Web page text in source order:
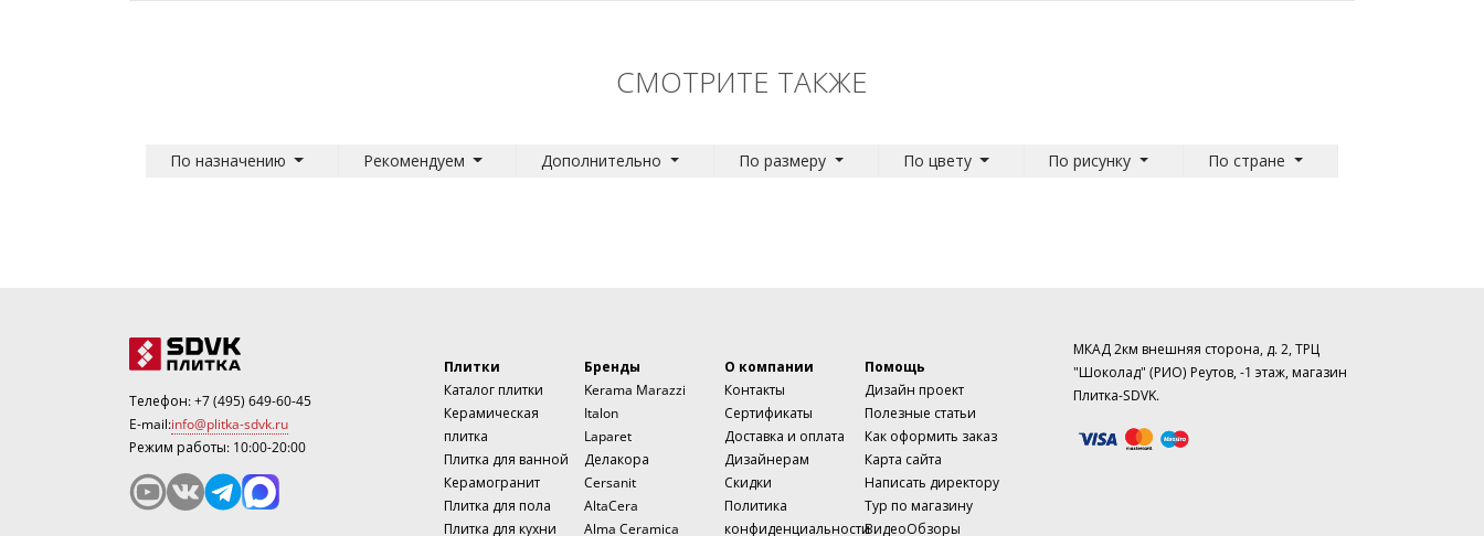
СМОТРИТЕ ТАКЖЕ
По назначению Рекомендуем Дополнительно По размеру По цвету По рисунку По стране
Телефон:+7 (495) 649-60-45
E-mail:info@plitka-sdvk.ru
Режим работы: 10:00-20:00
Плитки
Каталог плитки
Керамическая
плитка
Плитка для ванной
Керамогранит
Плитка для пола
Плитка для кухни
Бренды
Kerama Marazzi
Italon
Laparet
Делакора
Cersanit
AltaCera
Alma Ceramica
О компании
Контакты
Сертификаты
Доставка и оплата
Дизайнерам
Скидки
Политика
конфиденциальности
Помощь
Дизайн проект
Полезные статьи
Как оформить заказ
Карта сайта
Написать директору
Тур по магазину
ВидеоОбзоры
МКАД 2км внешняя сторона, д. 2, ТРЦ
"Шоколад" (РИО) Реутов, -1 этаж, магазин
Плитка-SDVK.